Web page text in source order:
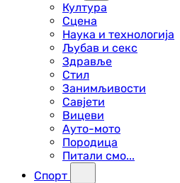
Култура
Сцена
Наука и технологија
Љубав и секс
Здравље
Стил
Занимљивости
Савјети
Вицеви
Ауто-мото
Породица
Питали смо...
Спорт